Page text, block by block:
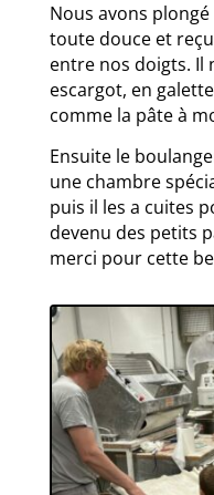
Nous avons
toute douce et
entre nos doigts. Il
escargot, en
comme la pâte à
Ensuite le
une chambre
puis il les a cuites
devenu des petits
merci pour cette